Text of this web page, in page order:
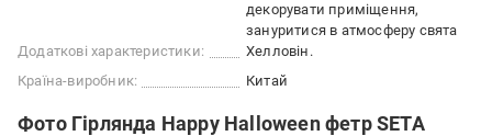
Додаткові характеристики:
декорувати приміщення,
зануритися в атмосферу свята
Хелловін.
Країна-виробник:
Китай
Фото Гірлянда Happy Halloween фетр SETA